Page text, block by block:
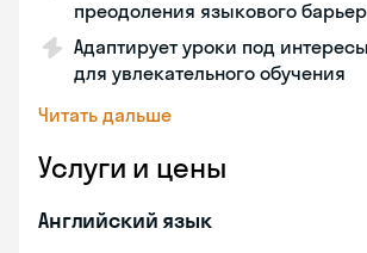
преодоления языкового
Адаптирует уроки под
для увлекательного обучения
Читать дальше
Услуги и цены
Английский язык